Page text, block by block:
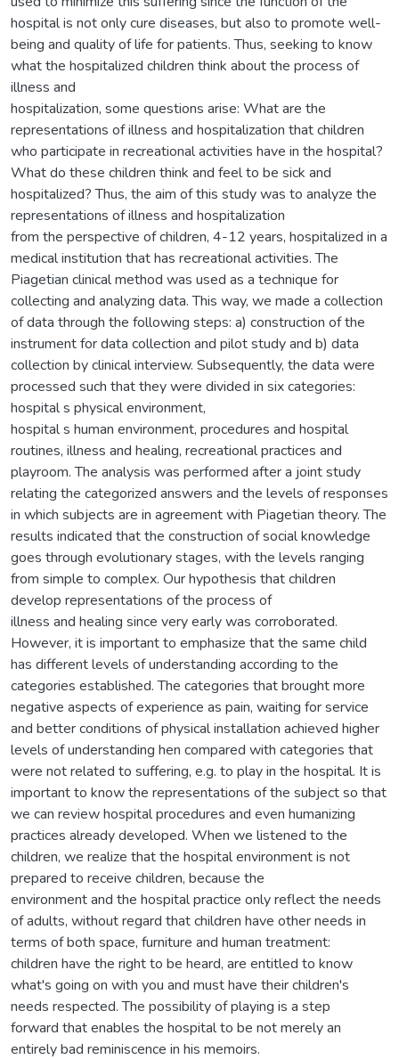
hospital is not only cure diseases, but also to promote well-
being and quality of life for patients. Thus, seeking to know
what the hospitalized children think about the process of
illness and
hospitalization, some questions arise: What are the
representations of illness and hospitalization that children
who participate in recreational activities have in the hospital?
What do these children think and feel to be sick and
hospitalized? Thus, the aim of this study was to analyze the
representations of illness and hospitalization
from the perspective of children, 4-12 years, hospitalized in a
medical institution that has recreational activities. The
Piagetian clinical method was used as a technique for
collecting and analyzing data. This way, we made a collection
of data through the following steps: a) construction of the
instrument for data collection and pilot study and b) data
collection by clinical interview. Subsequently, the data were
processed such that they were divided in six categories:
hospital s physical environment,
hospital s human environment, procedures and hospital
routines, illness and healing, recreational practices and
playroom. The analysis was performed after a joint study
relating the categorized answers and the levels of responses
in which subjects are in agreement with Piagetian theory. The
results indicated that the construction of social knowledge
goes through evolutionary stages, with the levels ranging
from simple to complex. Our hypothesis that children
develop representations of the process of
illness and healing since very early was corroborated.
However, it is important to emphasize that the same child
has different levels of understanding according to the
categories established. The categories that brought more
negative aspects of experience as pain, waiting for service
and better conditions of physical installation achieved higher
levels of understanding hen compared with categories that
were not related to suffering, e.g. to play in the hospital. It is
important to know the representations of the subject so that
we can review hospital procedures and even humanizing
practices already developed. When we listened to the
children, we realize that the hospital environment is not
prepared to receive children, because the
environment and the hospital practice only reflect the needs
of adults, without regard that children have other needs in
terms of both space, furniture and human treatment:
children have the right to be heard, are entitled to know
what's going on with you and must have their children's
needs respected. The possibility of playing is a step
forward that enables the hospital to be not merely an
entirely bad reminiscence in his memoirs.